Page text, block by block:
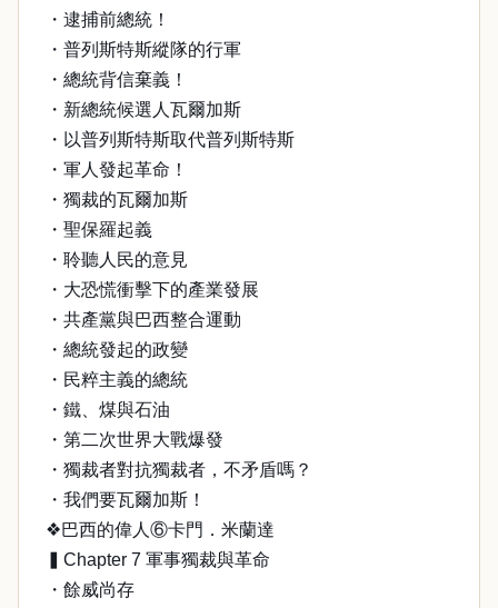
・逮捕前總統！
・普列斯特斯縱隊的行軍
・總統背信棄義！
・新總統候選人瓦爾加斯
・以普列斯特斯取代普列斯特斯
・軍人發起革命！
・獨裁的瓦爾加斯
・聖保羅起義
・聆聽人民的意見
・大恐慌衝擊下的產業發展
・共產黨與巴西整合運動
・總統發起的政變
・民粹主義的總統
・鐵、煤與石油
・第二次世界大戰爆發
・獨裁者對抗獨裁者，不矛盾嗎？
・我們要瓦爾加斯！
❖巴西的偉人⑥卡門．米蘭達
▍Chapter 7 軍事獨裁與革命
・餘威尚存